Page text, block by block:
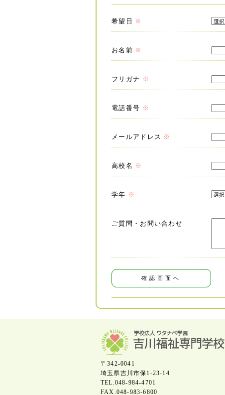
希望日 ※
お名前 ※
フリガナ ※
電話番号 ※
メールアドレス ※
高校名 ※
学年 ※
ご質問・お問い合わせ
〒342-0041
埼玉県吉川市保1-23-14
TEL.048-984-4701
FAX.048-983-6800